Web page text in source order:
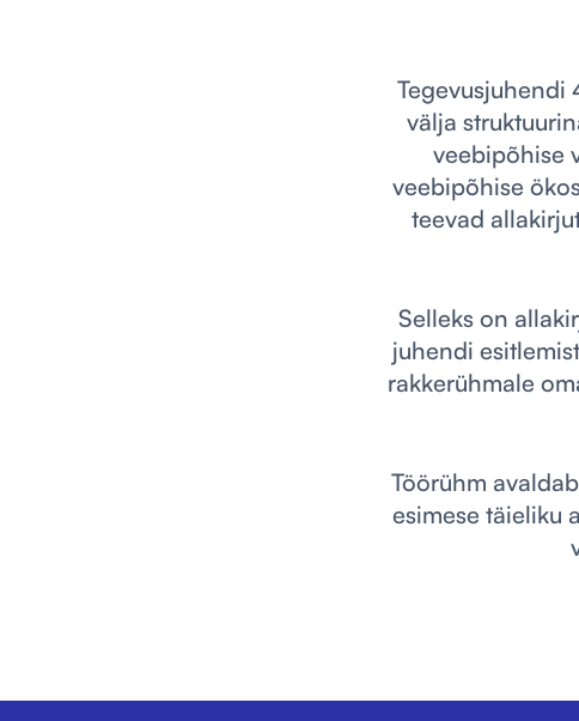
Tegevusjuhendi
välja
veebipõhise
veebipõhise
teevad
Selleks on
juhendi
rakkerühmale
Töörühm
esimese täieliku